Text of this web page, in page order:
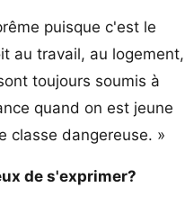
puisque c'est le
au travail, au logement,
toujours soumis à
quand on est jeune
classe dangereuse. »
de s'exprimer?